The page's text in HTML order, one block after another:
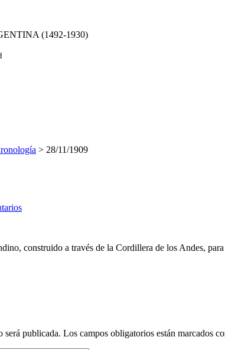
(1492-1930)
> 28/11/1909
construido a través de la Cordillera de los Andes,
será publicada. Los campos obligatorios están marcados